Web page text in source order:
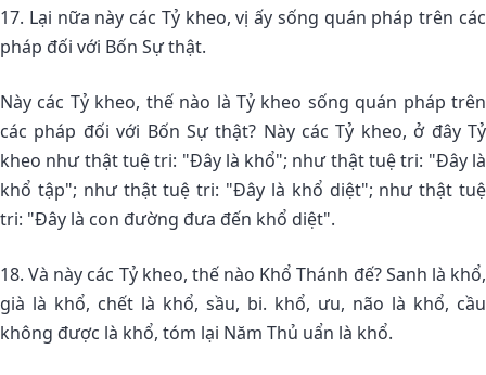
17. Lại nữa này các Tỷ kheo, vị ấy sống quán pháp trên các
pháp đối với Bốn Sự thật.
Này các Tỷ kheo, thế nào là Tỷ kheo sống quán pháp trên
các pháp đối với Bốn Sự thật? Này các Tỷ kheo, ở đây Tỷ
kheo như thật tuệ tri: "Ðây là khổ"; như thật tuệ tri: "Ðây là
khổ tập"; như thật tuệ tri: "Ðây là khổ diệt"; như thật tuệ
tri: "Ðây là con đường đưa đến khổ diệt".
18. Và này các Tỷ kheo, thế nào Khổ Thánh đế? Sanh là khổ,
già là khổ, chết là khổ, sầu, bi. khổ, ưu, não là khổ, cầu
không được là khổ, tóm lại Năm Thủ uẩn là khổ.